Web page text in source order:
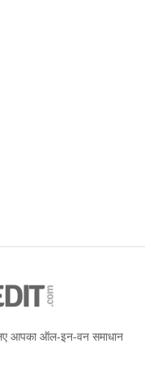
आपका ऑल-इन-वन समाधान